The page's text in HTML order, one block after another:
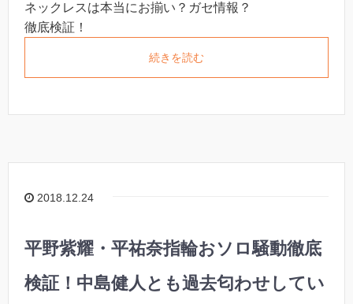
ネックレスは本当にお揃い？ガセ情報？
徹底検証！
続きを読む
2018.12.24
平野紫耀・平祐奈指輪おソロ騒動徹底
検証！中島健人とも過去匂わせしてい